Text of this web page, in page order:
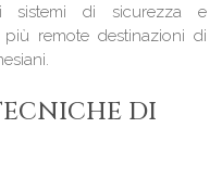
sistemi di sicurezza e
remote destinazioni di
DI